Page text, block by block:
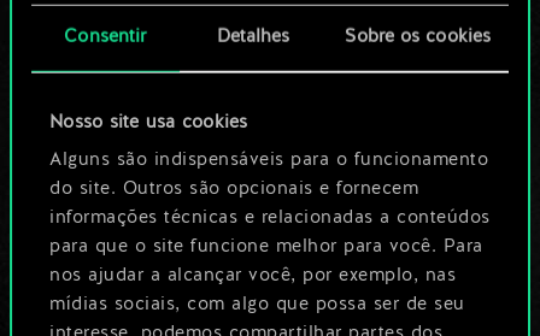
Consentir Detalhes Sobre os cookies
Nosso site usa cookies
Alguns são indispensáveis para o funcionamento
do site. Outros são opcionais e fornecem
informações técnicas e relacionadas a conteúdos
para que o site funcione melhor para você. Para
nos ajudar a alcançar você, por exemplo, nas
mídias sociais, com algo que possa ser de seu
Por enquanto, isto é
de cartas
compartilhado.
No entanto, dá para
ser muito mais!